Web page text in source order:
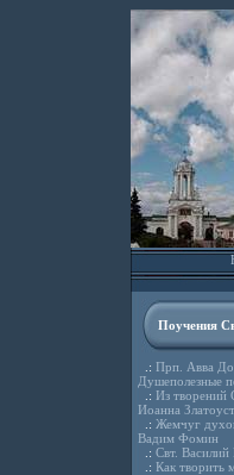
Поучения
.: Прп. Авва
Душеполезные
.: Из творений
Иоанна
.: Жемчуг
Вадим Фомин
.: Свт. Василий
.: Как творить